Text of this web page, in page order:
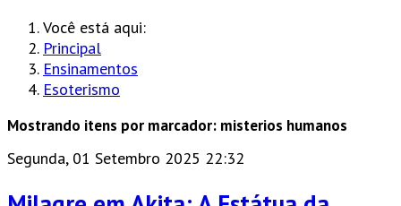
Você está aqui:
Principal
Ensinamentos
Esoterismo
Mostrando itens por marcador: misterios humanos
Segunda, 01 Setembro 2025 22:32